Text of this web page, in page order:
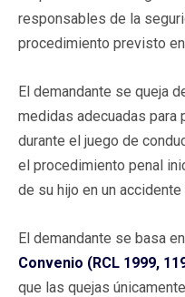
responsables de la
procedimiento previsto
El demandante se queja
medidas adecuadas para
durante el juego de
el procedimiento penal
de su hijo en un
El demandante se basa
Convenio (RCL 1999,
que las quejas